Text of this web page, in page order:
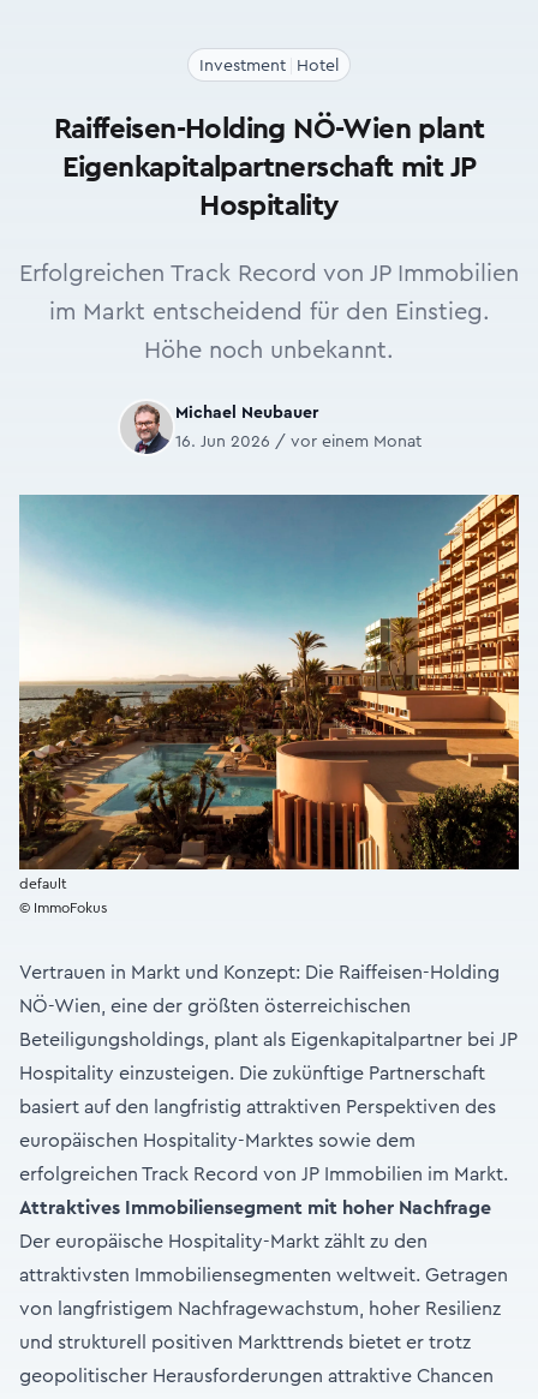
Investment Hotel
Raiffeisen-Holding NÖ-Wien plant
Eigenkapitalpartnerschaft mit JP
Hospitality
Erfolgreichen Track Record von JP Immobilien
im Markt entscheidend für den Einstieg.
Höhe noch unbekannt.
Michael Neubauer
16. Jun 2026 / vor einem Monat
default
© ImmoFokus
Vertrauen in Markt und Konzept: Die Raiffeisen-Holding
NÖ-Wien, eine der größten österreichischen
Beteiligungsholdings, plant als Eigenkapitalpartner bei JP
Hospitality einzusteigen. Die zukünftige Partnerschaft
basiert auf den langfristig attraktiven Perspektiven des
europäischen Hospitality-Marktes sowie dem
erfolgreichen Track Record von JP Immobilien im Markt.
Attraktives Immobiliensegment mit hoher Nachfrage
Der europäische Hospitality-Markt zählt zu den
attraktivsten Immobiliensegmenten weltweit. Getragen
von langfristigem Nachfragewachstum, hoher Resilienz
und strukturell positiven Markttrends bietet er trotz
geopolitischer Herausforderungen attraktive Chancen